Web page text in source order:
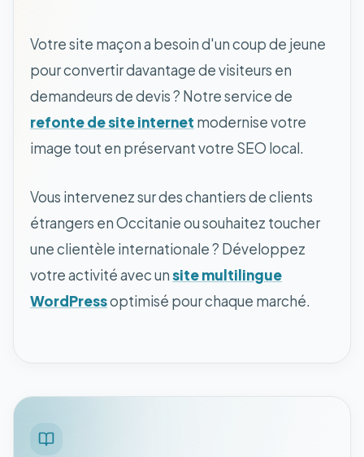
Votre site maçon a besoin d'un coup de jeune
pour convertir davantage de visiteurs en
demandeurs de devis ? Notre service de
refonte de site internet modernise votre
image tout en préservant votre SEO local.
Vous intervenez sur des chantiers de clients
étrangers en Occitanie ou souhaitez toucher
une clientèle internationale ? Développez
votre activité avec unsite multilingue
WordPressoptimisé pour chaque marché.